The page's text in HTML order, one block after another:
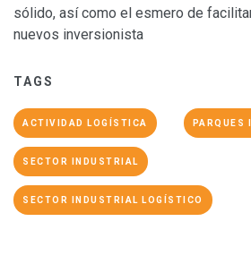
sólido, así como el esmero de
nuevos inversionista
TAGS
ACTIVIDAD LOGÍSTICA PARQUES
SECTOR INDUSTRIAL
SECTOR INDUSTRIAL LOGÍSTICO